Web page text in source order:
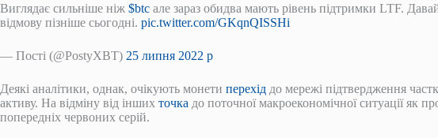
Виглядає сильніше ніж $btc але зараз обидва мають рівень підтримки LTF.
відмову пізніше сьогодні. pic.twitter.com/GKqnQISSHi
— Пості (@PostyXBT) 25 липня 2022 р
Деякі аналітики, однак, очікують монети перехід до мережі підтвердження
активу. На відміну від інших точка до поточної макроекономічної ситуації як
попередніх червоних серій.